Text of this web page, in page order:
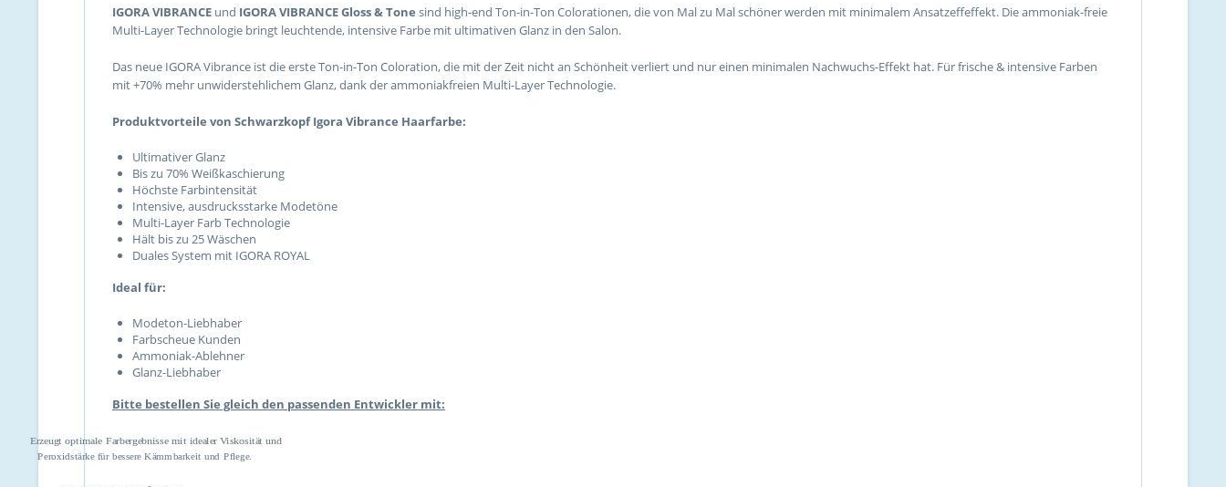
IGORA VIBRANCE und IGORA VIBRANCE Gloss & Tone sind high-end Ton-in-Ton Colorationen, die von Mal zu Mal schöner werden mit minimalem Ansatzeffeffekt. Die ammoniak-freie
Multi-Layer Technologie bringt leuchtende, intensive Farbe mit ultimativen Glanz in den Salon.
Das neue IGORA Vibrance ist die erste Ton-in-Ton Coloration, die mit der Zeit nicht an Schönheit verliert und nur einen minimalen Nachwuchs-Effekt hat. Für frische & intensive Farben
mit +70% mehr unwiderstehlichem Glanz, dank der ammoniakfreien Multi-Layer Technologie.
Produktvorteile von Schwarzkopf Igora Vibrance Haarfarbe:
Ultimativer Glanz
Bis zu 70% Weißkaschierung
Höchste Farbintensität
Intensive, ausdrucksstarke Modetöne
Multi-Layer Farb Technologie
Hält bis zu 25 Wäschen
Duales System mit IGORA ROYAL
Ideal für:
Modeton-Liebhaber
Farbscheue Kunden
Ammoniak-Ablehner
Glanz-Liebhaber
Bitte bestellen Sie gleich den passenden Entwickler mit:
Erzeugt optimale Farbergebnisse mit idealer Viskosität und
Peroxidstärke für bessere Kämmbarkeit und Pflege.